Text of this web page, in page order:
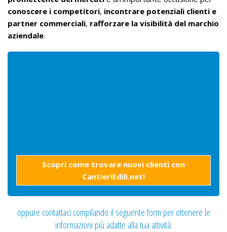
conoscere i competitori, incontrare potenziali clienti e
partner commerciali, rafforzare la visibilità del marchio
aziendale.
Scopri come trovare nuovi clienti con
CantieriEdili.net!
oppure contattaci compilando il seguente form per ottenere le
informazioni più adatte alla tua attività: